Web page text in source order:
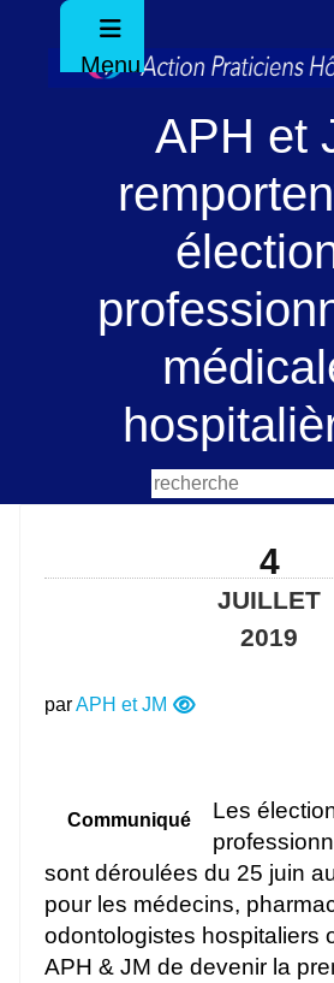
Menu
APH et
4
JUILLET
2019
parAPH et JM
Communiqué
Les
sont déroulées du 25 juin
pour les médecins,
odontologistes hospitaliers
APH & JM de devenir la